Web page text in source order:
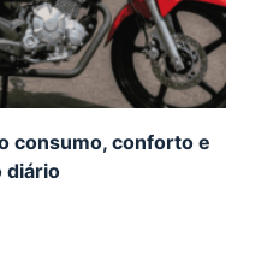
consumo, conforto e
diário